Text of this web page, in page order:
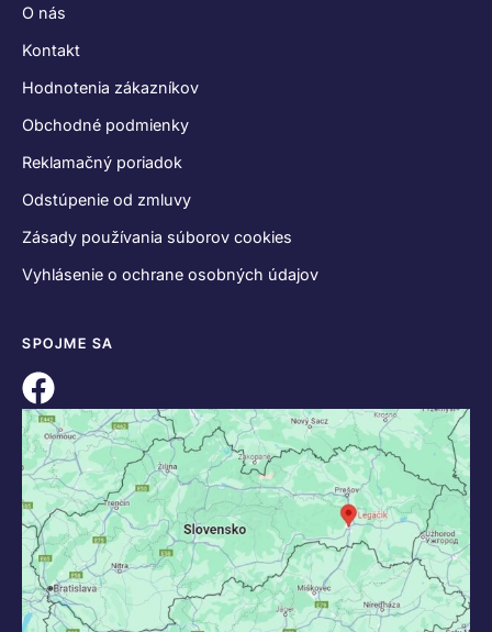
O nás
Kontakt
Hodnotenia zákazníkov
Obchodné podmienky
Reklamačný poriadok
Odstúpenie od zmluvy
Zásady používania súborov cookies
Vyhlásenie o ochrane osobných údajov
SPOJME SA